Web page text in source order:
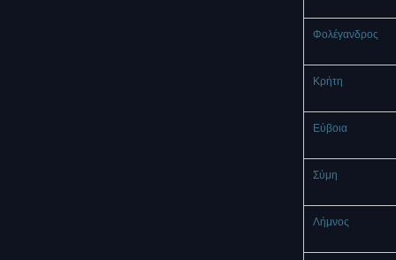
Φολέγανδρος
Κρήτη
Εύβοια
Σύμη
Λήμνος